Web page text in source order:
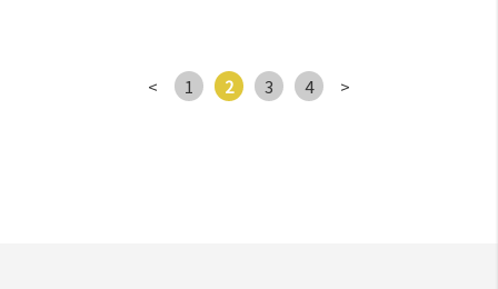
< 1 2 3 4 >